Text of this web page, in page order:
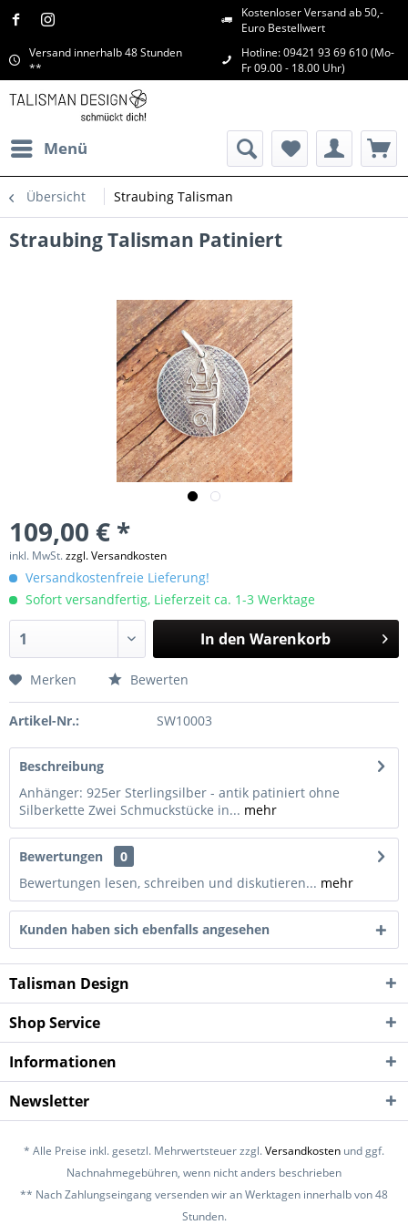
Kostenloser Versand ab 50,-
Euro Bestellwert
Versand innerhalb 48 Stunden
**
Hotline: 09421 93 69 610 (Mo-
Fr 09.00 - 18.00 Uhr)
Menü
Übersicht Straubing Talisman
Straubing Talisman Patiniert
109,00 € *
inkl. MwSt.zzgl. Versandkosten
Versandkostenfreie Lieferung!
Sofort versandfertig, Lieferzeit ca. 1-3 Werktage
In den Warenkorb
Merken Bewerten
Artikel-Nr.: SW10003
Beschreibung
Anhänger: 925er Sterlingsilber - antik patiniert ohne
Silberkette Zwei Schmuckstücke in... mehr
Bewertungen
0
Bewertungen lesen, schreiben und diskutieren... mehr
Kunden haben sich ebenfalls angesehen
Talisman Design
Shop Service
Informationen
Newsletter
* Alle Preise inkl. gesetzl. Mehrwertsteuer zzgl.Versandkosten und ggf.
Nachnahmegebühren, wenn nicht anders beschrieben
** Nach Zahlungseingang versenden wir an Werktagen innerhalb von 48
Stunden.